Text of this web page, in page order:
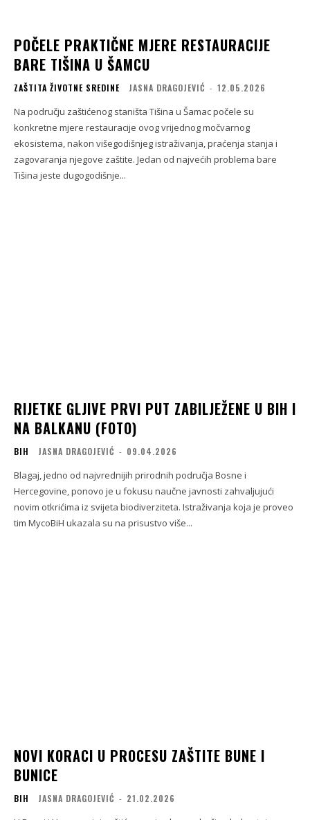
POČELE PRAKTIČNE MJERE RESTAURACIJE
BARE TIŠINA U ŠAMCU
ZAŠTITA ŽIVOTNE SREDINE JASNA DRAGOJEVIĆ - 12.05.2026
Na području zaštićenog staništa Tišina u Šamac počele su
konkretne mjere restauracije ovog vrijednog močvarnog
ekosistema, nakon višegodišnjeg istraživanja, praćenja stanja i
zagovaranja njegove zaštite. Jedan od najvećih problema bare
Tišina jeste dugogodišnje...
RIJETKE GLJIVE PRVI PUT ZABILJEŽENE U BIH I
NA BALKANU (FOTO)
BIH JASNA DRAGOJEVIĆ - 09.04.2026
Blagaj, jedno od najvrednijih prirodnih područja Bosne i
Hercegovine, ponovo je u fokusu naučne javnosti zahvaljujući
novim otkrićima iz svijeta biodiverziteta. Istraživanja koja je proveo
tim MycoBiH ukazala su na prisustvo više...
NOVI KORACI U PROCESU ZAŠTITE BUNE I
BUNICE
BIH JASNA DRAGOJEVIĆ - 21.02.2026